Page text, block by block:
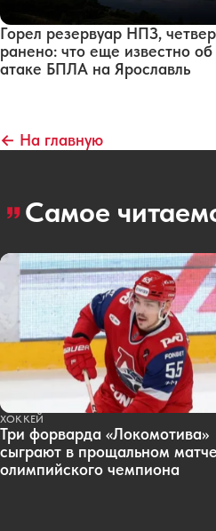
Горел резервуар НПЗ,
ранено: что еще известно об
атаке БПЛА на Ярославль
← На главную
Самое
ХОККЕЙ
Три форварда «Локомотива»
сыграют в прощальном матче
олимпийского чемпиона